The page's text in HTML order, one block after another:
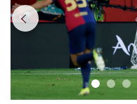
Previous